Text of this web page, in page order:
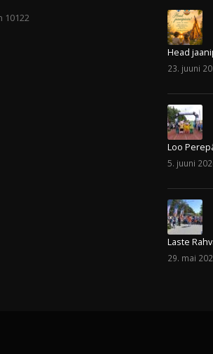
10122
Head
23. juuni
Loo
5. juuni
Laste
29. mai